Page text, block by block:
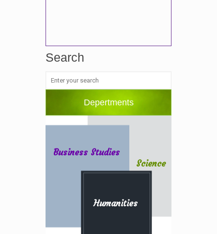
Search
Depertments
Humanities
Business Studies
Science